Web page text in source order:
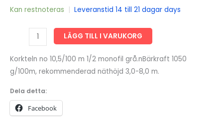
Kan restnoteras Leveranstid 14 till 21 dagar days
10,5/100
m
monofil
grå
LÄGG TILL I VARUKORG
Korkteln no 10,5/100 m 1/2 monofil grå.nBärkraft 1050
g/100m, rekommenderad näthöjd 3,0-8,0 m.
Dela detta:
Facebook